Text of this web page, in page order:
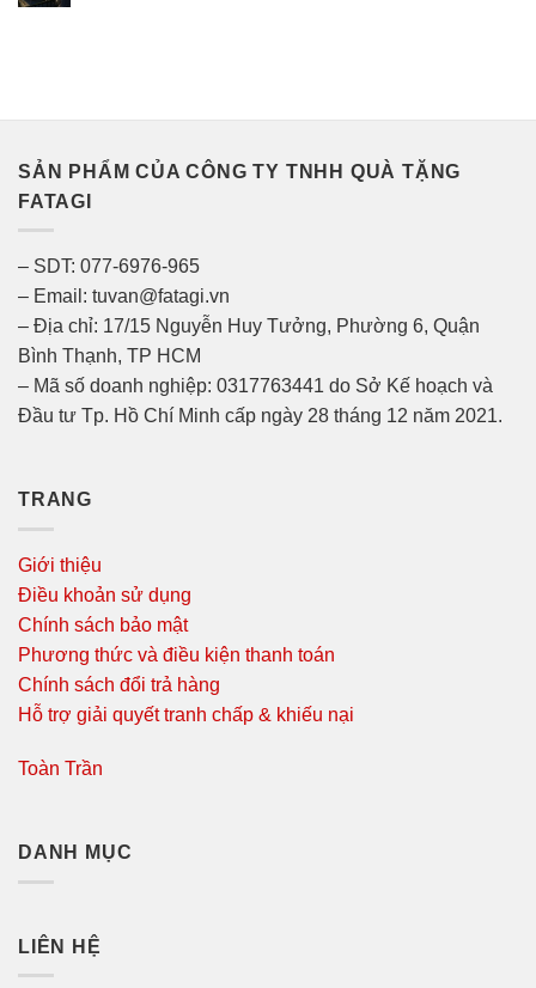
SẢN PHẨM CỦA CÔNG TY TNHH QUÀ TẶNG
FATAGI
– SDT: 077-6976-965
– Email: tuvan@fatagi.vn
– Địa chỉ: 17/15 Nguyễn Huy Tưởng, Phường 6, Quận
Bình Thạnh, TP HCM
– Mã số doanh nghiệp: 0317763441 do Sở Kế hoạch và
Đầu tư Tp. Hồ Chí Minh cấp ngày 28 tháng 12 năm 2021.
TRANG
Giới thiệu
Điều khoản sử dụng
Chính sách bảo mật
Phương thức và điều kiện thanh toán
Chính sách đổi trả hàng
Hỗ trợ giải quyết tranh chấp & khiếu nại
Toàn Trần
DANH MỤC
LIÊN HỆ